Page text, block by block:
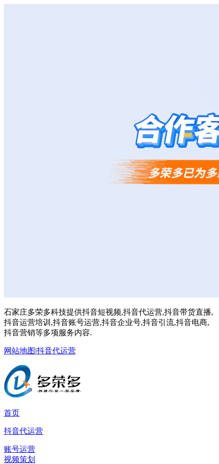
石家庄多荣多科技提供抖音短视频,抖音代运营,抖音带货直播,
抖音运营培训,抖音账号运营,抖音企业号,抖音引流,抖音电商,
抖音营销等多项服务内容.
网站地图|抖音代运营
首页
抖音代运营
账号运营
视频策划